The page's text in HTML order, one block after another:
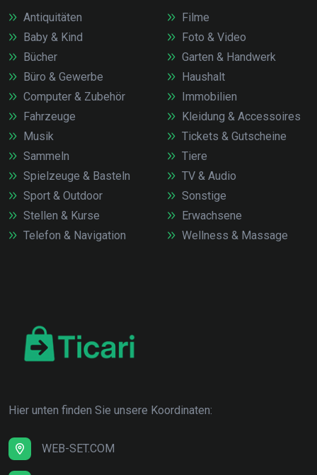
Antiquitäten
Baby & Kind
Bücher
Büro & Gewerbe
Computer & Zubehör
Fahrzeuge
Filme
Foto & Video
Garten & Handwerk
Haushalt
Immobilien
Kleidung & Accessoires
Musik
Sammeln
Spielzeuge & Basteln
Sport & Outdoor
Stellen & Kurse
Telefon & Navigation
Tickets & Gutscheine
Tiere
TV & Audio
Sonstige
Erwachsene
Wellness & Massage
Hier unten finden Sie unsere Koordinaten:
WEB-SET.COM